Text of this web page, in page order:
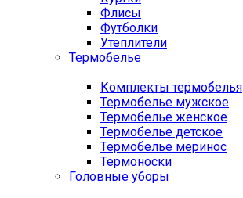
Флисы
Футболки
Утеплители
Термобелье
Комплекты термобелья
Термобелье мужское
Термобелье женское
Термобелье детское
Термобелье меринос
Термоноски
Головные уборы